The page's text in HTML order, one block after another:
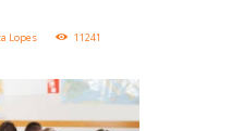
Lopes
11241